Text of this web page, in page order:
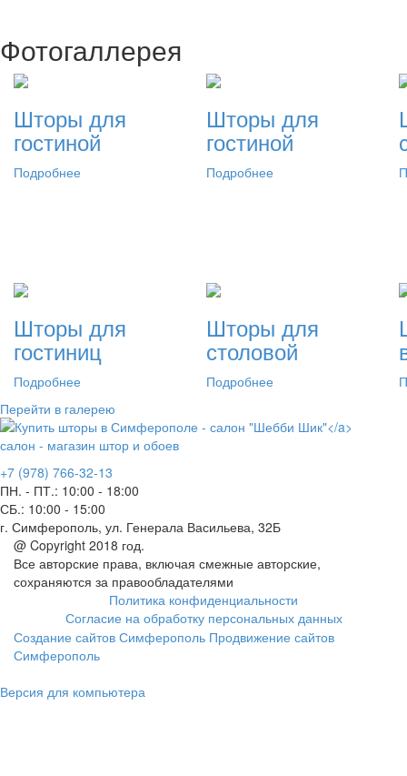
Фотогаллерея
Шторы для
гостиной
Подробнее
Шторы для
гостиной
Подробнее
Шторы для
гостиниц
Подробнее
Шторы для
столовой
Подробнее
Перейти в галерею
салон - магазин штор и обоев
+7 (978) 766-32-13
ПН. - ПТ.: 10:00 - 18:00
СБ.: 10:00 - 15:00
г. Симферополь, ул. Генерала Васильева, 32Б
@ Copyright 2018 год.
Все авторские права, включая смежные авторские,
сохраняются за правообладателями
Политика конфиденциальности
Согласие на обработку персональных данных
Создание сайтов Симферополь Продвижение сайтов
Симферополь
Версия для компьютера